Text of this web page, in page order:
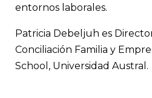
entornos laborales.
Patricia Debeljuh es
Conciliación Familia y
School, Universidad Austral.